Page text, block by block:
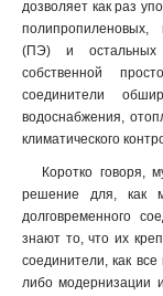
дозволяет как раз
полипропиленовых,
(ПЭ) и остальных
собственной
соединители
водоснабжения,
климатического
Коротко говоря,
решение для, как
долговременного
знают то, что их
соединители, как
либо модернизации